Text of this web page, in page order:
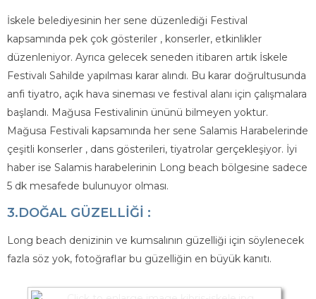
İskele belediyesinin her sene düzenlediği Festival
kapsamında pek çok gösteriler , konserler, etkinlikler
düzenleniyor. Ayrıca gelecek seneden itibaren artık İskele
Festivalı Sahilde yapılması karar alındı. Bu karar doğrultusunda
anfi tiyatro, açık hava sineması ve festival alanı için çalışmalara
başlandı. Mağusa Festivalinin ününü bilmeyen yoktur.
Mağusa Festivali kapsamında her sene Salamis Harabelerinde
çeşitli konserler , dans gösterileri, tiyatrolar gerçekleşiyor. İyi
haber ise Salamis harabelerinin Long beach bölgesine sadece
5 dk mesafede bulunuyor olması.
3.DOĞAL GÜZELLİĞİ :
Long beach denizinin ve kumsalının güzelliği için söylenecek
fazla söz yok, fotoğraflar bu güzelliğin en büyük kanıtı.